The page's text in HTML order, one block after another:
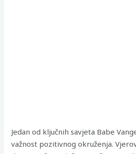
Jedan od ključnih savjeta Babe
važnost pozitivnog okruženja.